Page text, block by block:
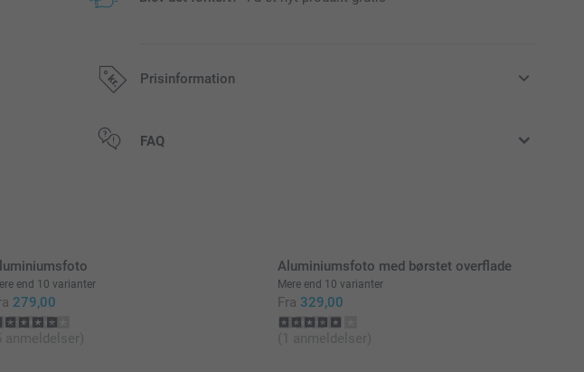
Prisinformation
Alle priser inklusive moms og uden forsendelsesomkostninger
FAQ
end 10 varianter
279,00
anmeldelser)
Aluminiumsfoto med børstet overflade
Mere end 10 varianter
Fra 329,00
(1 anmeldelser)